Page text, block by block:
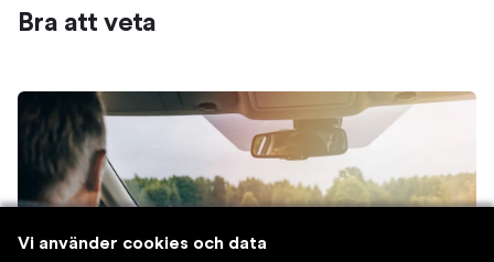
Bra att veta
Vi använder cookies och data